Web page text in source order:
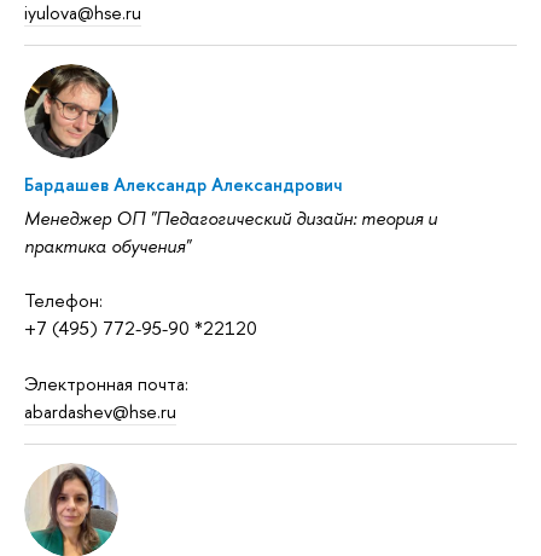
iyulova@hse.ru
Бардашев Александр Александрович
Менеджер ОП "Педагогический дизайн: теория и
практика обучения"
Телефон:
+7 (495) 772-95-90 *22120
Электронная почта:
abardashev@hse.ru